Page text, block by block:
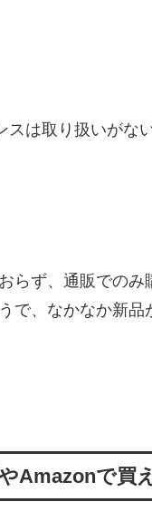
は取り扱いがな
らず、通販でのみ
で、なかなか新品
Amazonで買